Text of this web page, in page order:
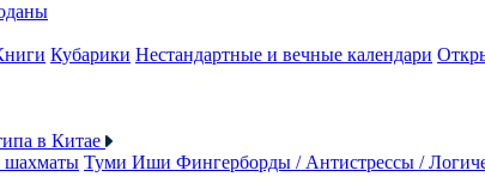
Кубарики Нестандартные и вечные календари
в Китае
Туми Иши Фингерборды / Антистрессы /